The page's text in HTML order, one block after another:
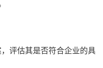
评估其是否符合企业的具